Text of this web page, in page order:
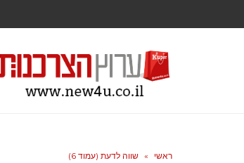
ראשי » שווה לדעת (עמוד 6)